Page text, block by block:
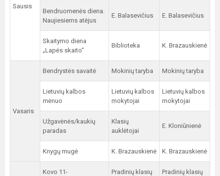
Sausis
Bendruomenės diena.
Naujiesiems atėjus
E. Balasevičius E. Balasevičius
Skaitymo diena
„Lapės skaito“
Biblioteka K. Brazauskienė
Vasaris
Bendrystės savaitė Mokinių taryba Mokinių taryba
Lietuvių kalbos
mėnuo
Lietuvių kalbos
mokytojai
Lietuvių kalbos
mokytojai
Užgavėnės/kaukių
paradas
Klasių
auklėtojai
E. Kloniūnienė
Knygų mugė K. Brazauskienė K. Brazauskienė
Kovo 11-
Pradinių klasių
Pradinių klasių